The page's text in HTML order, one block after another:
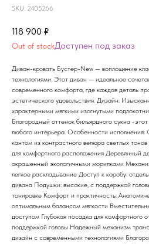
SKU: 2405266
118 900 ₽
Out of stock
Диван-кровать Бустер-New — воплощение
технологиями. Этот диван — идеальное
современного комфорта, где каждая деталь
эстетического удовольствия. Дизайн:
характерными мягкими изогнутыми
Благородный оттенок бильярдного сукна -
любого интерьера. Особенности
кантом из контрастного велюра светлых
для комфортного расположения Деревянный
окрашенный экологичными морилками
легкое раскладывание Доступ к коробу:
дивана Подушки: высокие, с поддержкой
тонировке Комфорт и практичность:
оптимальным балансом мягкости
доступом Глубокая посадка для комфортного
поддержкой головы Надежный механизм
дизайн с современными технологиями